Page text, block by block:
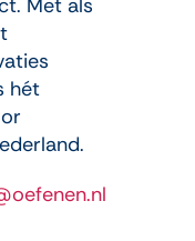
Met als
hét